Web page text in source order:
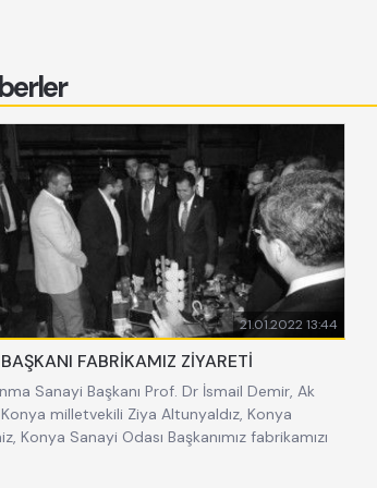
21.01.2022 13:44
FABRİKAMIZ ZİYARETİ
Sanayi Başkanı Prof. Dr İsmail Demir, Ak
milletvekili Ziya Altunyaldız, Konya
Konya Sanayi Odası Başkanımız fabrikamızı